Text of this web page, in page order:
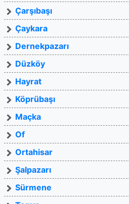
Çarşıbaşı
Çaykara
Dernekpazarı
Düzköy
Hayrat
Köprübaşı
Maçka
Of
Ortahisar
Şalpazarı
Sürmene